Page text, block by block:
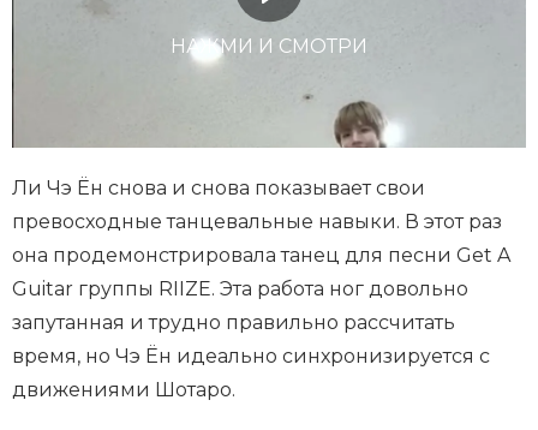
НАЖМИ И СМОТРИ
Ли Чэ Ён снова и снова показывает свои
превосходные танцевальные навыки. В этот раз
она продемонстрировала танец для песни Get A
Guitar группы RIIZE. Эта работа ног довольно
запутанная и трудно правильно рассчитать
время, но Чэ Ён идеально синхронизируется с
движениями Шотаро.